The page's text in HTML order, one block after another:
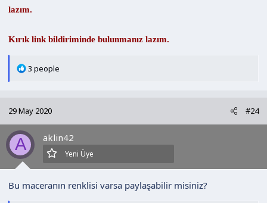
lazım.
Kırık link bildiriminde bulunmanız lazım.
T
i
l
e
r
3 people
29 May 2020 #24
A aklin42
Yeni Üye
Bu maceranın renklisi varsa paylaşabilir misiniz?